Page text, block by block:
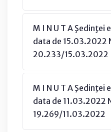
M I N U T A
data de 15.03.2022
20.233/15.03.2022
M I N U T A
data de 11.03.2022
19.269/11.03.2022